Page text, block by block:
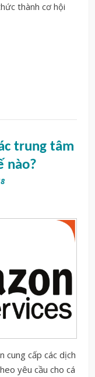
thành cơ hội
trung tâm
nào?
cung cấp các dịch
yêu cầu cho cá